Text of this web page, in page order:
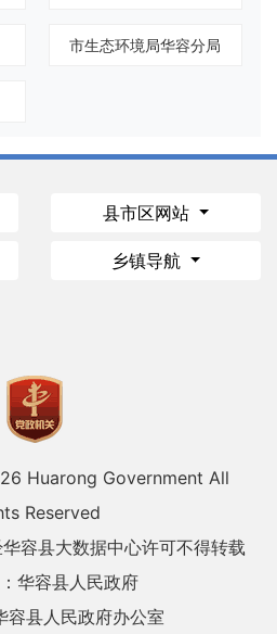
市生态环境局华容分局
县市区网站
乡镇导航
Huarong Government All
Reserved
容县大数据中心许可不得转载
华容县人民政府
容县人民政府办公室